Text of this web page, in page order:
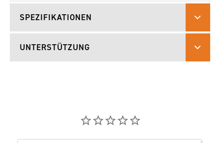
SPEZIFIKATIONEN
UNTERSTÜTZUNG